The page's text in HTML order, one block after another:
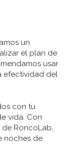
un
el plan de
usar
efectividad del
con tu
vida. Con
RoncoLab,
noches de